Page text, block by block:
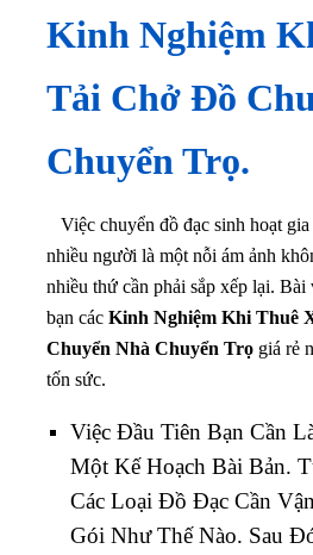
Kinh Nghiệm
Tải Chở Đồ
Chuyển Trọ.
Việc chuyển đồ đạc sinh hoạt
nhiều người là một nỗi ám ảnh
nhiều thứ cần phải sắp xếp lại.
bạn các Kinh Nghiệm Khi Thuê
Chuyển Nhà Chuyển Trọ giá rẻ
tốn sức.
Việc Đầu Tiên Bạn Cần
Một Kế Hoạch Bài Bản.
Các Loại Đồ Đạc Cần
Gói Như Thế Nào. Sau